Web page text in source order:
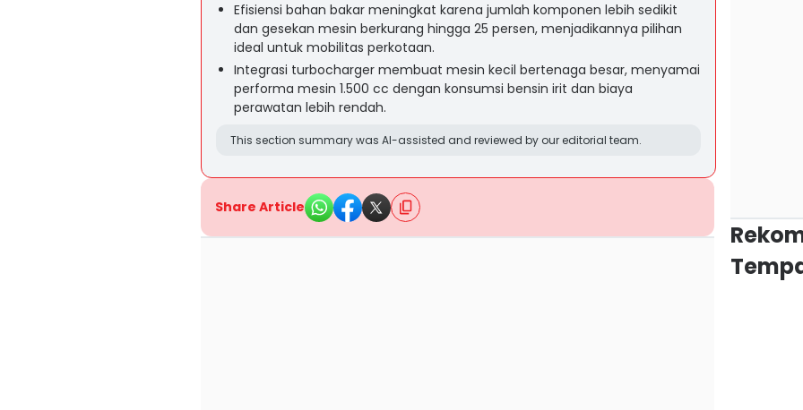
Efisiensi bahan bakar meningkat karena jumlah komponen lebih sedikit
dan gesekan mesin berkurang hingga 25 persen, menjadikannya pilihan
ideal untuk mobilitas perkotaan.
Integrasi turbocharger membuat mesin kecil bertenaga besar, menyamai
performa mesin 1.500 cc dengan konsumsi bensin irit dan biaya
perawatan lebih rendah.
This section summary was AI-assisted and reviewed by our editorial team.
Share Article